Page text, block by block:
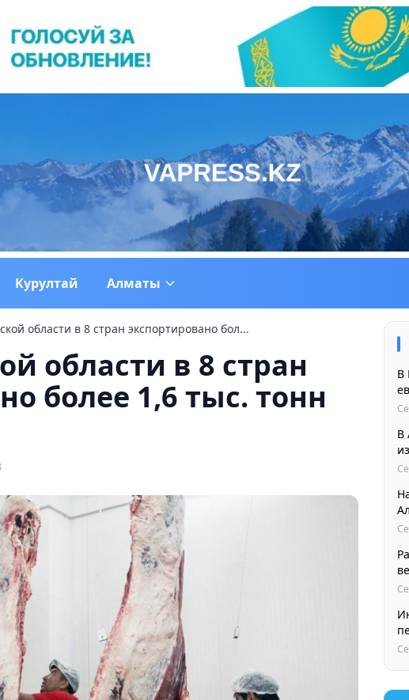
Курултай Алматы
области в 8 стран экспортировано бол...
области в 8 стран
более 1,6 тыс. тонн
В
В